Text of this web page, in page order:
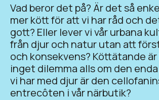
Vad beror det på? Är det så
mer kött för att vi har råd och
gott? Eller lever vi vår urbana
från djur och natur utan att
och konsekvens? Köttätande är
inget dilemma alls om den
vi har med djur är den
entrecôten i vår närbutik?